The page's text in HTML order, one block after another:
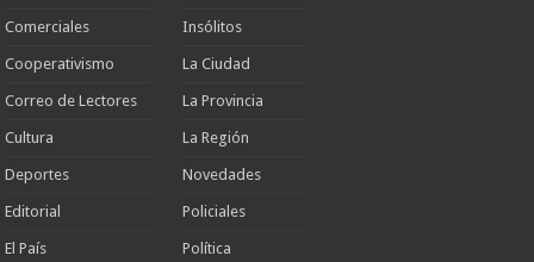
Comerciales
Cooperativismo
Correo de Lectores
Cultura
Deportes
Editorial
El País
Insólitos
La Ciudad
La Provincia
La Región
Novedades
Policiales
Política